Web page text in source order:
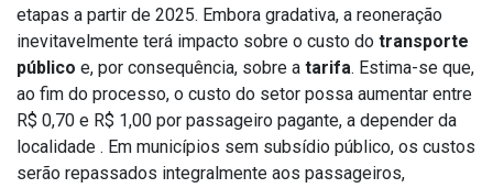
etapas a partir de 2025. Embora gradativa, a reoneração
inevitavelmente terá impacto sobre o custo do transporte
público e, por consequência, sobre a tarifa. Estima-se que,
ao fim do processo, o custo do setor possa aumentar entre
R$ 0,70 e R$ 1,00 por passageiro pagante, a depender da
localidade . Em municípios sem subsídio público, os custos
serão repassados integralmente aos passageiros,